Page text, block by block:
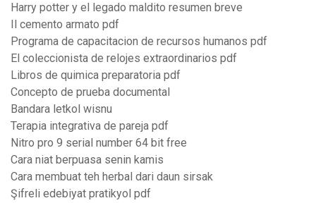
Harry potter y el legado maldito resumen breve
Il cemento armato pdf
Programa de capacitacion de recursos humanos pdf
El coleccionista de relojes extraordinarios pdf
Libros de quimica preparatoria pdf
Concepto de prueba documental
Bandara letkol wisnu
Terapia integrativa de pareja pdf
Nitro pro 9 serial number 64 bit free
Cara niat berpuasa senin kamis
Cara membuat teh herbal dari daun sirsak
Şifreli edebiyat pratikyol pdf